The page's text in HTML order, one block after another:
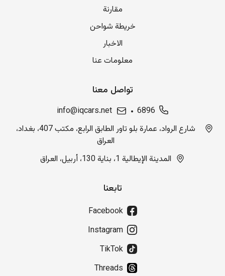
مقارنة
خريطة شواحن
الاخبار
معلومات عنا
تواصل معنا
6896
info@iqcars.net
شارع الرواد، عمارة بلو تاور الطابق الرابع، مكتب 407، بغداد،
العراق
المدينة الإيطالية 1، بناية 130، أربيل، العراق
تابعنا
Facebook
Instagram
TikTok
Threads